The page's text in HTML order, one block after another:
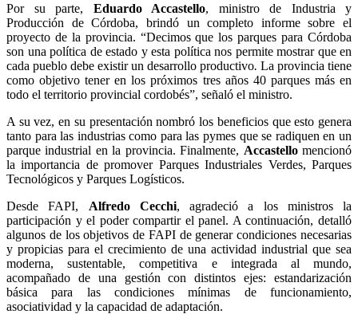
Por su parte, Eduardo Accastello, ministro de Industria y
Producción de Córdoba, brindó un completo informe sobre el
proyecto de la provincia. “Decimos que los parques para Córdoba
son una política de estado y esta política nos permite mostrar que en
cada pueblo debe existir un desarrollo productivo. La provincia tiene
como objetivo tener en los próximos tres años 40 parques más en
todo el territorio provincial cordobés”, señaló el ministro.
A su vez, en su presentación nombró los beneficios que esto genera
tanto para las industrias como para las pymes que se radiquen en un
parque industrial en la provincia. Finalmente, Accastellomencionó
la importancia de promover Parques Industriales Verdes, Parques
Tecnológicos y Parques Logísticos.
Desde FAPI, Alfredo Cecchi, agradeció a los ministros la
participación y el poder compartir el panel. A continuación, detalló
algunos de los objetivos de FAPI de generar condiciones necesarias
y propicias para el crecimiento de una actividad industrial que sea
moderna, sustentable, competitiva e integrada al mundo,
acompañado de una gestión con distintos ejes: estandarización
básica para las condiciones mínimas de funcionamiento,
asociatividad y la capacidad de adaptación.